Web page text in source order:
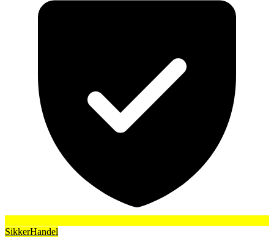
SikkerHandel